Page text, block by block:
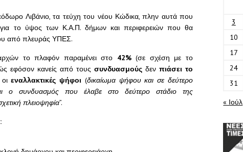
Λιβάνιο, τα τεύχη του νέου Κώδικα, πλην αυτά που
το ύψος των Κ.Α.Π. δήμων και περιφερειών που θα
από πλευράς ΥΠΕΣ.
το πλαφόν παραμένει στο 42%(σε σχέση με το
εφόσον κανείς από τους συνδυασμούς δεν πιάσει το
οιεναλλακτικές ψήφοι (δικαίωμα ψήφου και σε δεύτερο
ο συνδυασμός που έλαβε στο δεύτερο στάδιο της
πλειοψηφία”.
3
10
17
24
31
« Ιούλ